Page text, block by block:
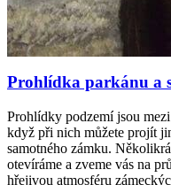
Prohlídka parkánu a
Prohlídky podzemí jsou
když při nich můžete projít
samotného zámku.
otevíráme a zveme vás na
hřejivou atmosféru